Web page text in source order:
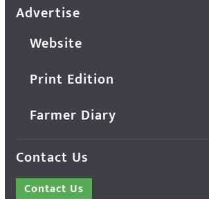
Advertise
Website
Print Edition
Farmer Diary
Contact Us
Contact Us